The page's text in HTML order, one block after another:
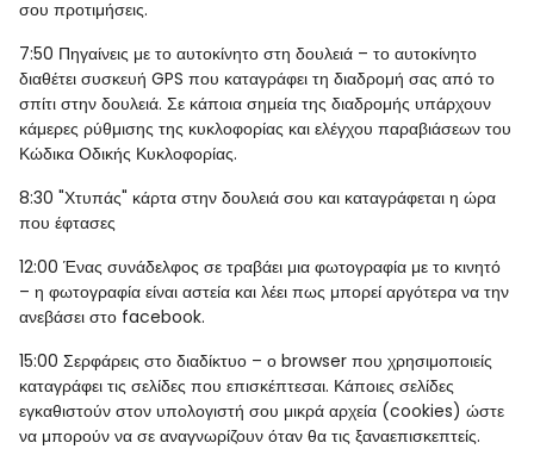
σου προτιμήσεις.
7:50 Πηγαίνεις με το αυτοκίνητο στη δουλειά – το αυτοκίνητο
διαθέτει συσκευή GPS που καταγράφει τη διαδρομή σας από το
σπίτι στην δουλειά. Σε κάποια σημεία της διαδρομής υπάρχουν
κάμερες ρύθμισης της κυκλοφορίας και ελέγχου παραβιάσεων του
Κώδικα Οδικής Κυκλοφορίας.
8:30 "Χτυπάς" κάρτα στην δουλειά σου και καταγράφεται η ώρα
που έφτασες
12:00 Ένας συνάδελφος σε τραβάει μια φωτογραφία με το κινητό
– η φωτογραφία είναι αστεία και λέει πως μπορεί αργότερα να την
ανεβάσει στο facebook.
15:00 Σερφάρεις στο διαδίκτυο – ο browser που χρησιμοποιείς
καταγράφει τις σελίδες που επισκέπτεσαι. Κάποιες σελίδες
εγκαθιστούν στον υπολογιστή σου μικρά αρχεία (cookies) ώστε
να μπορούν να σε αναγνωρίζουν όταν θα τις ξαναεπισκεπτείς.